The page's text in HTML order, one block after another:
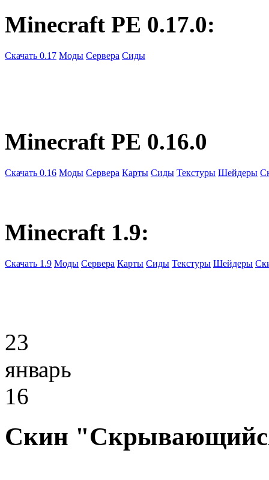
Minecraft PE 0.17.0:
Скачать 0.17 Моды Сервера Сиды
Minecraft PE 0.16.0
Скачать 0.16 Моды Сервера Карты Сиды Текстуры Шейдеры
Minecraft 1.9:
Скачать 1.9 Моды Сервера Карты Сиды Текстуры Шейдеры
23
январь
16
Скин